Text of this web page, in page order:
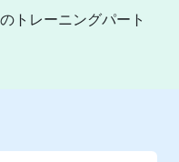
レーニングパート